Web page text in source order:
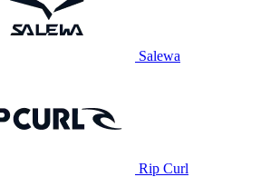
Salewa
Rip Curl